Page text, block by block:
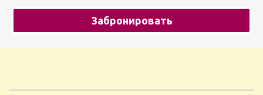
Забронировать